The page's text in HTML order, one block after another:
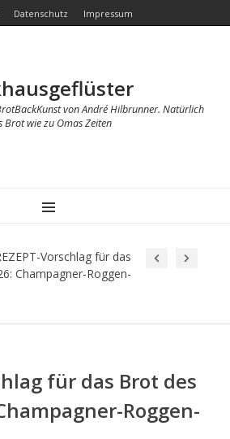
Datenschutz Impressum
von André Hilbrunner. Natürlich
Brot wie zu Omas Zeiten
MENU
Vorschlag für das
Champagner-Roggen-
für das Brot des
Roggen-